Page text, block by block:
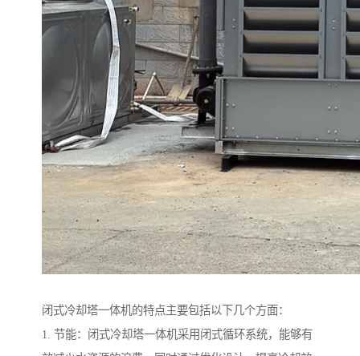
闭式冷却塔一体机的特点主要包括以下几个方面：
1. 节能：闭式冷却塔一体机采用闭式循环系统，能够有